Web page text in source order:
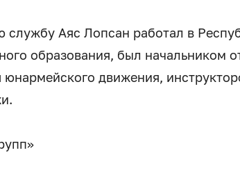
службу Аяс Лопсан работал в
образования, был начальником
юнармейского движения,